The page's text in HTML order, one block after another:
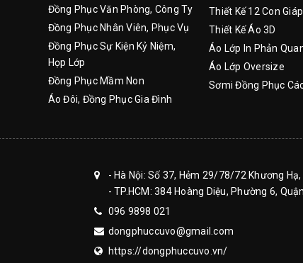
Đồng Phục Văn Phòng, Công Ty
Đồng Phục Nhân Viên, Phục Vụ
Đồng Phục Sự Kiện Kỷ Niệm,
Họp Lớp
Đồng Phục Mầm Non
Áo Đôi, Đồng Phục Gia Đình
Thiết Kế 12 Con Giáp
Thiết Kế Áo 3D
Áo Lớp In Phản
Áo Lớp Oversize
Sơmi Đồng Phục
- Hà Nội: Số 37, Hẻm 29/78/72 Khương
- TP.HCM: 384 Hoàng Diệu, Phường 6,
096 9898 021
dongphuccuvo@gmail.com
https://dongphuccuvo.vn/